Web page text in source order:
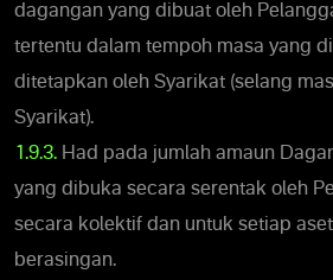
dagangan yang dibuat oleh
tertentu dalam tempoh masa yang
ditetapkan oleh Syarikat (selang
Syarikat).
1.9.3. Had pada jumlah amaun
yang dibuka secara serentak oleh
secara kolektif dan untuk setiap
berasingan.